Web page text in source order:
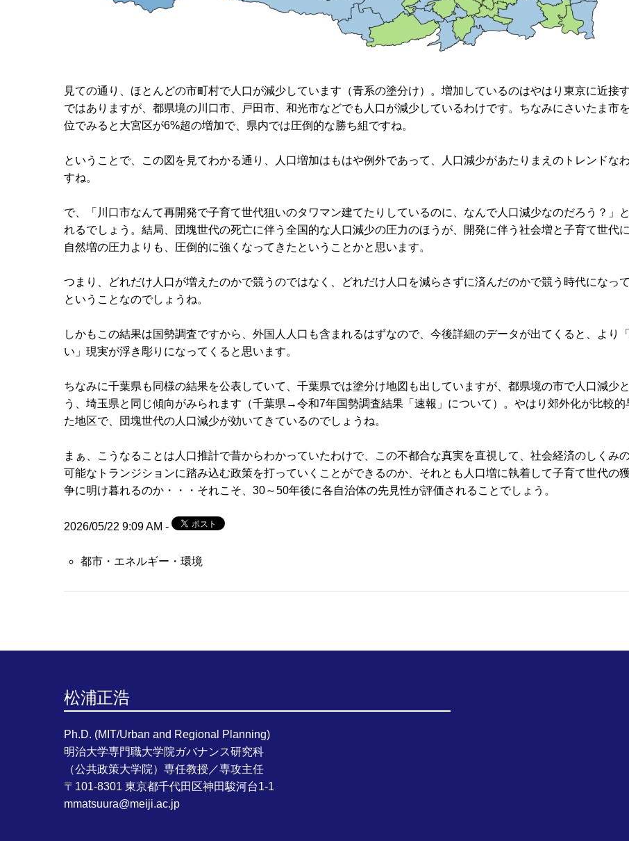
見ての通り、ほとんどの市町村で人口が減少しています（青系の塗分け）。増加しているのはやはり東京に近接
ではありますが、都県境の川口市、戸田市、和光市などでも人口が減少しているわけです。ちなみにさいたま市
位でみると大宮区が6%超の増加で、県内では圧倒的な勝ち組ですね。
ということで、この図を見てわかる通り、人口増加はもはや例外であって、人口減少があたりまえのトレンドな
すね。
で、「川口市なんて再開発で子育て世代狙いのタワマン建てたりしているのに、なんで人口減少なのだろう？」
れるでしょう。結局、団塊世代の死亡に伴う全国的な人口減少の圧力のほうが、開発に伴う社会増と子育て世代
自然増の圧力よりも、圧倒的に強くなってきたということかと思います。
つまり、どれだけ人口が増えたのかで競うのではなく、どれだけ人口を減らさずに済んだのかで競う時代になっ
ということなのでしょうね。
しかもこの結果は国勢調査ですから、外国人人口も含まれるはずなので、今後詳細のデータが出てくると、より
い」現実が浮き彫りになってくると思います。
ちなみに千葉県も同様の結果を公表していて、千葉県では塗分け地図も出していますが、都県境の市で人口減少
う、埼玉県と同じ傾向がみられます（千葉県→令和7年国勢調査結果「速報」について ）。やはり郊外化が比較的
た地区で、団塊世代の人口減少が効いてきているのでしょうね。
まぁ、こうなることは人口推計で昔からわかっていたわけで、この不都合な真実を直視して、社会経済のしくみ
可能なトランジションに踏み込む政策を打っていくことができるのか、それとも人口増に執着して子育て世代の
争に明け暮れるのか・・・それこそ、30～50年後に各自治体の先見性が評価されることでしょう。
2026/05/22 9:09 AM -
都市・エネルギー・環境
松浦正浩
Ph.D. (MIT/Urban and Regional Planning)
明治大学専門職大学院ガバナンス研究科
（公共政策大学院）専任教授／専攻主任
〒101-8301 東京都千代田区神田駿河台1-1
mmatsuura@meiji.ac.jp